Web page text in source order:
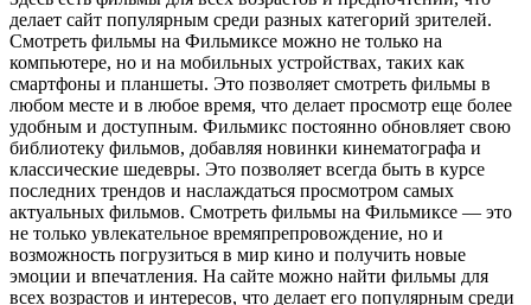
делает сайт популярным среди разных категорий зрителей.
Смотреть фильмы на Фильмиксе можно не только на
компьютере, но и на мобильных устройствах, таких как
смартфоны и планшеты. Это позволяет смотреть фильмы в
любом месте и в любое время, что делает просмотр еще более
удобным и доступным. Фильмикс постоянно обновляет свою
библиотеку фильмов, добавляя новинки кинематографа и
классические шедевры. Это позволяет всегда быть в курсе
последних трендов и наслаждаться просмотром самых
актуальных фильмов. Смотреть фильмы на Фильмиксе — это
не только увлекательное времяпрепровождение, но и
возможность погрузиться в мир кино и получить новые
эмоции и впечатления. На сайте можно найти фильмы для
всех возрастов и интересов, что делает его популярным среди